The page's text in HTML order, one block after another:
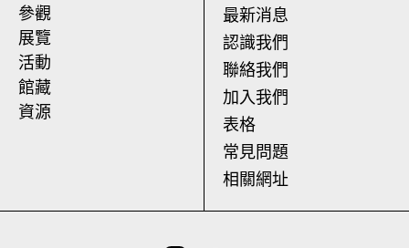
參觀
展覽
活動
館藏
資源
最新消息
認識我們
聯絡我們
加入我們
表格
常見問題
相關網址